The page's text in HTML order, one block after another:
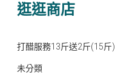
逛逛商店
打醋服務13斤送2斤(15斤)
未分類